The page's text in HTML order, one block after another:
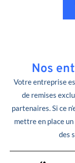
Nos
Votre entreprise
de remises
partenaires. Si ce
mettre en place
des